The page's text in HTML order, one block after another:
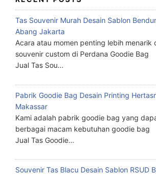
Tas Souvenir Murah Desain Sablon
Abang Jakarta
Acara atau momen penting lebih menarik
souvenir custom di Perdana Goodie Bag
Jual Tas Sou…
Pabrik Goodie Bag Desain Printing
Makassar
Kami adalah pabrik goodie bag yang
berbagai macam kebutuhan goodie bag
Jual Tas Goodie…
Souvenir Tas Blacu Desain Sablon RSUD